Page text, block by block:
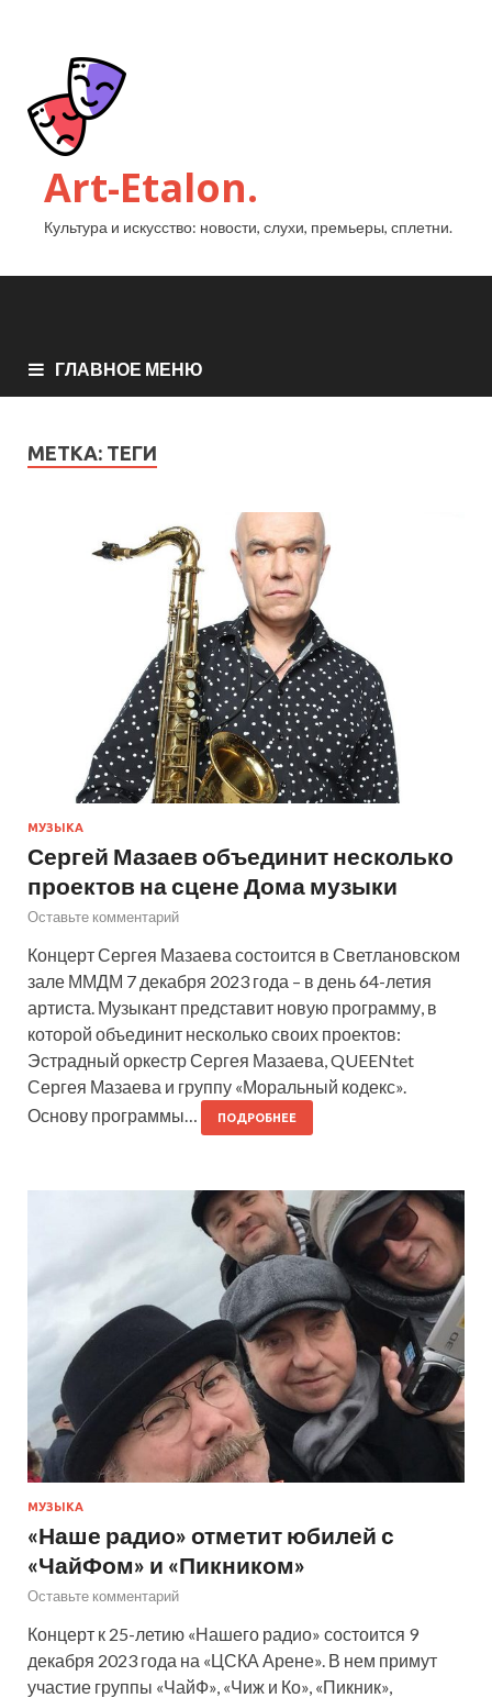
Art-Etalon.
Культура и искусство: новости, слухи, премьеры, сплетни.
ГЛАВНОЕ МЕНЮ
МЕТКА: ТЕГИ
МУЗЫКА
Сергей Мазаев объединит несколько
проектов на сцене Дома музыки
Оставьте комментарий
Концерт Сергея Мазаева состоится в Светлановском
зале ММДМ 7 декабря 2023 года – в день 64-летия
артиста. Музыкант представит новую программу, в
которой объединит несколько своих проектов:
Эстрадный оркестр Сергея Мазаева, QUEENtet
Сергея Мазаева и группу «Моральный кодекс».
Основу программы…
ПОДРОБНЕЕ
МУЗЫКА
«Наше радио» отметит юбилей с
«ЧайФом» и «Пикником»
Оставьте комментарий
Концерт к 25-летию «Нашего радио» состоится 9
декабря 2023 года на «ЦСКА Арене». В нем примут
участие группы «ЧайФ», «Чиж и Ко», «Пикник»,